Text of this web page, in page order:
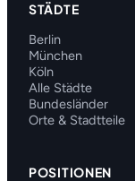
STÄDTE
Berlin
München
Köln
Alle Städte
Bundesländer
Orte & Stadtteile
POSITIONEN